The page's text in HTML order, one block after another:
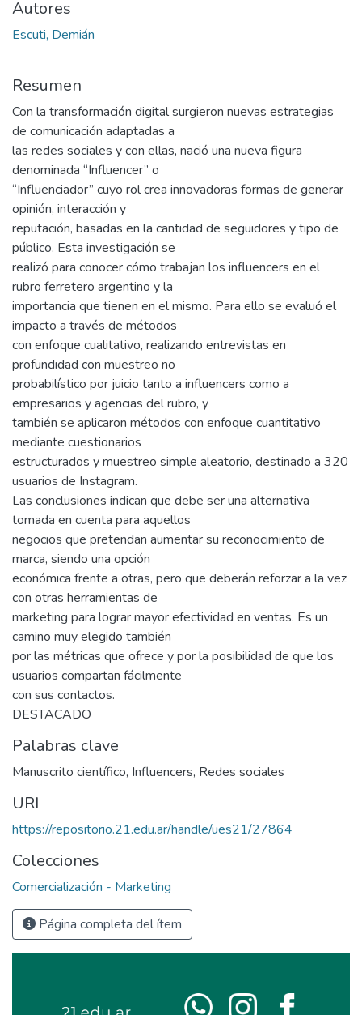
Autores
Escuti, Demián
Resumen
Con la transformación digital surgieron nuevas estrategias
de comunicación adaptadas a
las redes sociales y con ellas, nació una nueva figura
denominada “Influencer” o
“Influenciador” cuyo rol crea innovadoras formas de generar
opinión, interacción y
reputación, basadas en la cantidad de seguidores y tipo de
público. Esta investigación se
realizó para conocer cómo trabajan los influencers en el
rubro ferretero argentino y la
importancia que tienen en el mismo. Para ello se evaluó el
impacto a través de métodos
con enfoque cualitativo, realizando entrevistas en
profundidad con muestreo no
probabilístico por juicio tanto a influencers como a
empresarios y agencias del rubro, y
también se aplicaron métodos con enfoque cuantitativo
mediante cuestionarios
estructurados y muestreo simple aleatorio, destinado a 320
usuarios de Instagram.
Las conclusiones indican que debe ser una alternativa
tomada en cuenta para aquellos
negocios que pretendan aumentar su reconocimiento de
marca, siendo una opción
económica frente a otras, pero que deberán reforzar a la vez
con otras herramientas de
marketing para lograr mayor efectividad en ventas. Es un
camino muy elegido también
por las métricas que ofrece y por la posibilidad de que los
usuarios compartan fácilmente
con sus contactos.
DESTACADO
Palabras clave
Manuscrito científico, Influencers, Redes sociales
URI
https://repositorio.21.edu.ar/handle/ues21/27864
Colecciones
Comercialización - Marketing
Página completa del ítem